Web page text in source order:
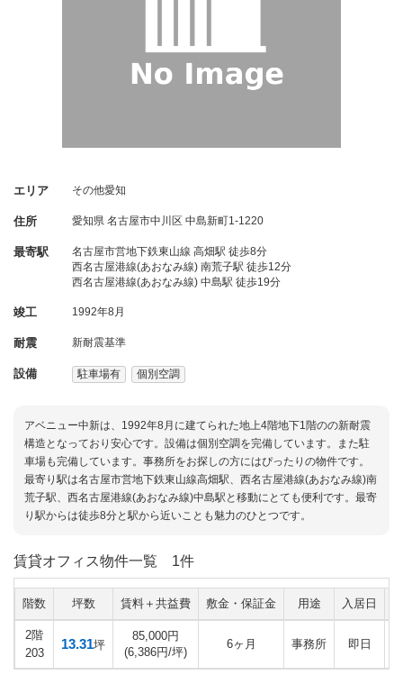
エリア その他愛知
住所 愛知県 名古屋市中川区 中島新町1-1220
最寄駅
名古屋市営地下鉄東山線 高畑駅 徒歩8分
西名古屋港線(あおなみ線) 南荒子駅 徒歩12分
西名古屋港線(あおなみ線) 中島駅 徒歩19分
竣工 1992年8月
耐震 新耐震基準
設備 駐車場有 個別空調
アベニュー中新は、1992年8月に建てられた地上4階地下1階のの新耐震
構造となっており安心です。設備は個別空調を完備しています。また駐
車場も完備しています。事務所をお探しの方にはぴったりの物件です。
最寄り駅は名古屋市営地下鉄東山線高畑駅、西名古屋港線(あおなみ線)南
荒子駅、西名古屋港線(あおなみ線)中島駅と移動にとても便利です。最寄
り駅からは徒歩8分と駅から近いことも魅力のひとつです。
賃貸オフィス物件一覧 1件
階数 坪数 賃料＋共益費 敷金・保証金 用途 入居日
2階
203
13.31坪
85,000円
(6,386円/坪)
6ヶ月 事務所 即日